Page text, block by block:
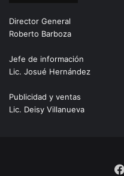
Director General
Roberto Barboza
Jefe de información
Lic. Josué Hernández
Publicidad y ventas
Lic. Deisy Villanueva